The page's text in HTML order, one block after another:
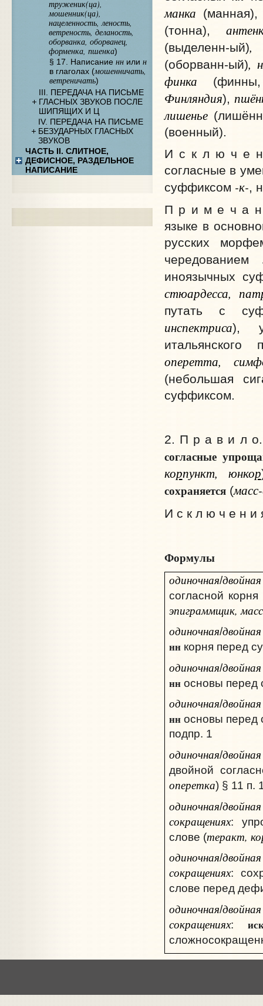
труженик(ца),
мошенник(ца),
нацеленность, леность,
ветреность, деланость,
оборванка, оборванец,
форменка, пшенка)
§ 17. Написание ннили н
в глаголах (мошенничать,
ветреничать)
III. ПЕРЕДАЧА НА ПИСЬМЕ
ГЛАСНЫХ ЗВУКОВ ПОСЛЕ
ШИПЯЩИХ И Ц
IV. ПЕРЕДАЧА НА ПИСЬМЕ
БЕЗУДАРНЫХ ГЛАСНЫХ
ЗВУКОВ
ЧАСТЬ II. СЛИТНОЕ,
ДЕФИСНОЕ, РАЗДЕЛЬНОЕ
НАПИСАНИЕ
манка
(тонна),
(выделенн-ый),
(оборванн-ый),
финка (финны,
Финляндия),
лишенье
(военный).
И с к л ю ч е
согласные в
суффиксом -к-,
П р и м е ч а н
языке в
русских
чередованием
иноязычных
стюардесса,
путать с
инспектриса),
итальянского
оперетта,
(небольшая
суффиксом.
2. П р а в и л
согласные
корпункт, юнкор
сохраняется(
И с к л ю ч е н и
Формулы
одиночная/
согласной
эпиграммщик,
одиночная/
ннкорня перед
одиночная/
нносновы
одиночная/
нносновы
подпр. 1
одиночная/
двойной
оперетка) § 11 п.
одиночная/
сокращениях:
слове (теракт,
одиночная/
сокращениях:
слове перед
одиночная/
сокращениях: